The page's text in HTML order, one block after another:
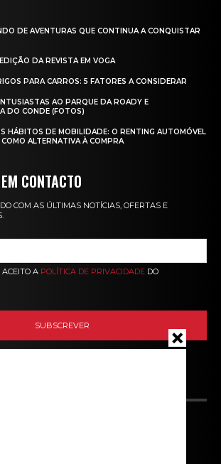
DE AVENTURAS QUE CONTINUA A CONQUISTAR
DA REVISTA EM VOGA
PARA CARROS: 5 FATORES A CONSIDERAR
AO PARQUE DA ROADY E
DO CONDE (FOTOS)
HÁBITOS DE MOBILIDADE: O RENTING AUTOMÓVEL
ALTERNATIVA À COMPRA
CONTACTO
COM AS ÚLTIMAS NOTÍCIAS, OFERTAS E
A POLÍTICA DE PRIVACIDADE DO